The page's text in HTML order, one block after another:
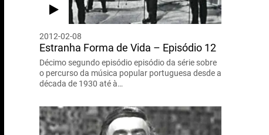
2012-02-08
Estranha Forma de Vida – Episódio 12
Décimo segundo episódio episódio da série sobre
o percurso da música popular portuguesa desde a
década de 1930 até à…